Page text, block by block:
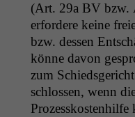
(Art. 29a BVbzw.
erfordere keine
bzw. dessen
könne davon
zum
schlossen, wenn